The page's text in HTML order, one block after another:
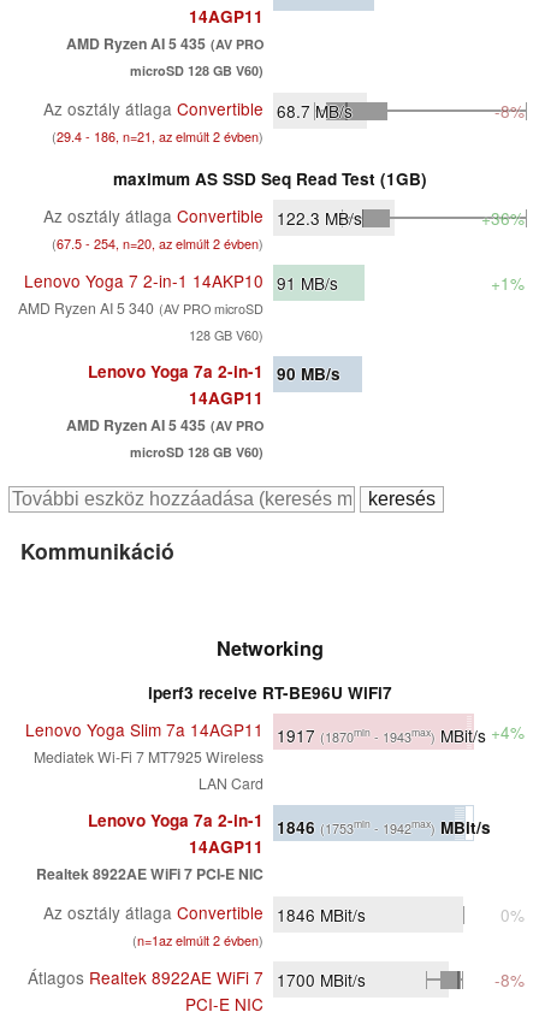
14AGP11
AMD Ryzen AI 5 435 (AV PRO
microSD 128 GB V60)
Az osztály átlaga Convertible
(29.4 - 186, n=21, az elmúlt 2 évben)
68.7 MB/s -8%
maximum AS SSD Seq Read Test (1GB)
Az osztály átlaga Convertible
(67.5 - 254, n=20, az elmúlt 2 évben)
122.3 MB/s +36%
Lenovo Yoga 7 2-in-1 14AKP10
AMD Ryzen AI 5 340 (AV PRO microSD
128 GB V60)
91 MB/s +1%
Lenovo Yoga 7a 2-in-1
14AGP11
AMD Ryzen AI 5 435 (AV PRO
microSD 128 GB V60)
90 MB/s
Kommunikáció
Networking
iperf3 receive RT-BE96U WiFi7
Lenovo Yoga Slim 7a 14AGP11
Mediatek Wi-Fi 7 MT7925 Wireless
LAN Card
1917 (1870min - 1943max) MBit/s +4%
Lenovo Yoga 7a 2-in-1
14AGP11
Realtek 8922AE WiFi 7 PCI-E NIC
1846 (1753min - 1942max) MBit/s
Az osztály átlaga Convertible
(n=1az elmúlt 2 évben)
1846 MBit/s 0%
Átlagos Realtek 8922AE WiFi 7
PCI-E NIC
1700 MBit/s -8%